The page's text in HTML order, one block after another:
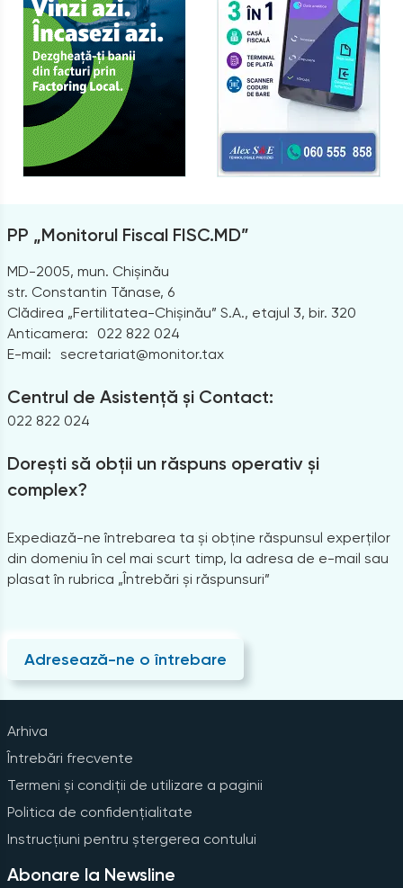
PP „Monitorul Fiscal FISC.MD”
MD-2005, mun. Chișinău
str. Constantin Tănase, 6
Clădirea „Fertilitatea-Chișinău” S.A., etajul 3, bir. 320
Anticamera:
022 822 024
E-mail: secretariat@monitor.tax
Centrul de Asistență și Contact:
022 822 024
Dorești să obții un răspuns operativ și
complex?
Expediază-ne întrebarea ta și obține răspunsul experților
din domeniu în cel mai scurt timp, la adresa de e-mail sau
plasat în rubrica „Întrebări și răspunsuri”
Adresează-ne o întrebare
Arhiva
Întrebări frecvente
Termeni și condiții de utilizare a paginii
Politica de confidențialitate
Instrucțiuni pentru ștergerea contului
Abonare la Newsline